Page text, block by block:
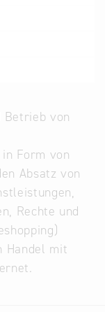
Betrieb von
Form von
Absatz von
Rechte und
Handel mit